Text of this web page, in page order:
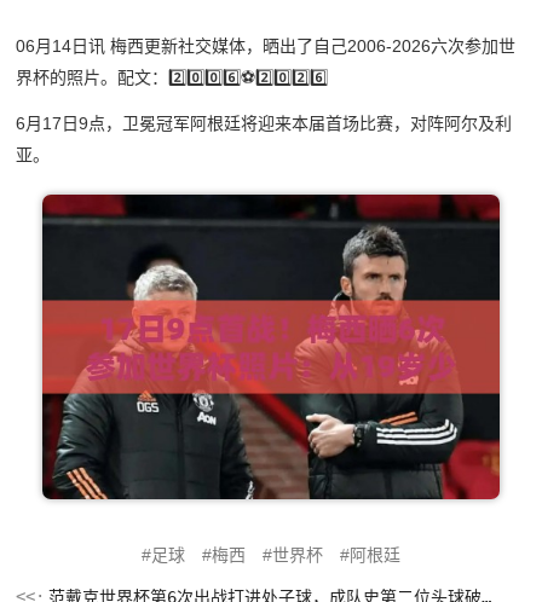
06月14日讯 梅西更新社交媒体，晒出了自己2006-2026六次参加世
界杯的照片。配文：
2️⃣0️⃣0️⃣6️⃣⚽️2️⃣0️⃣2️⃣6️⃣
6月17日9点，卫冕冠军阿根廷将迎来本届首场比赛，对阵阿尔及利
亚。
足球 梅西 世界杯 阿根廷
范戴克世界杯第6次出战打进处子球，成队史第二位头球破门的后卫